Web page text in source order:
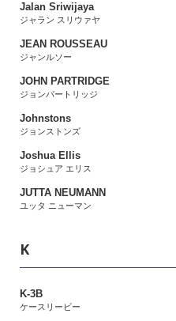
Jalan Sriwijaya
ジャラン スリウァヤ
JEAN ROUSSEAU
ジャンルソー
JOHN PARTRIDGE
ジョンパートリッジ
Johnstons
ジョンストンズ
Joshua Ellis
ジョシュア エリス
JUTTA NEUMANN
ユッタ ニューマン
K
K-3B
ケースリービー